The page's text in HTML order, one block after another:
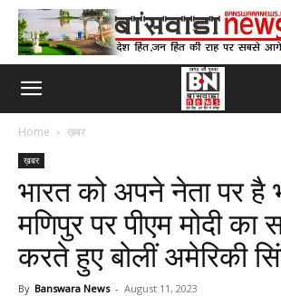
Home ख़बर
ख़बर
भारत को अपने नेता पर है
मणिपुर पर पीएम मोदी का
करते हुए बोलीं अमेरिकी
By Banswara News - August 11, 2023